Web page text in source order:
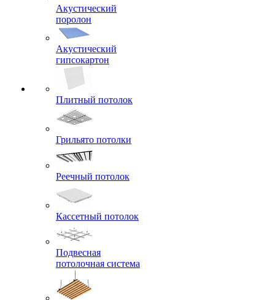
Акустический
поролон
Акустический
гипсокартон
Плитный потолок
Грильято потолки
Реечный потолок
Кассетный потолок
Подвесная
потолочная система